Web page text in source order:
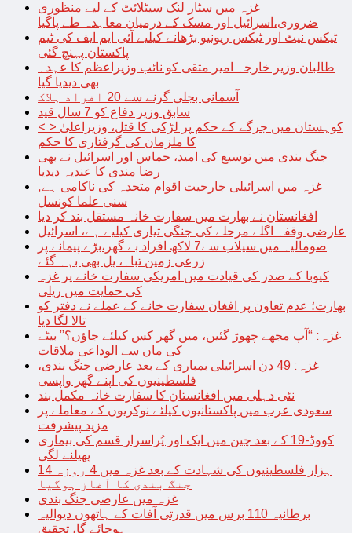
غزہ میں سٹار لنک سیٹلائٹ کے لیے منظوری
ضروری،اسرائیل اور مسک کے درمیان معاہدہ طے پاگیا
ٹیکس نیٹ اور ٹیکس ریونیو بڑھانے کیلیے آئی ایم ایف کی ٹیم
پاکستان پہنچ گئی
طالبان وزیر خارجہ امیر متقی کو نائب وزیراعظم کا عہدہ
بھی دیدیا گیا
آسمانی بجلی گرنے سے 20 افراد ہلاک
سابق وزیر دفاع کو 7 سال قید
< > کوہستان میں جرگے کے حکم پر لڑکی کا قتل، وزیراعلیٰ
کا ملزمان کی گرفتاری کا حکم
جنگ بندی میں توسیع کی امید، حماس اور اسرائیل نے بھی
رضا مندی کا عندیہ دیدیا
غزہ میں اسرائیلی جارحیت اقوام متحدہ کی ناکامی ہے,
سنی علما کونسل
افغانستان نے بھارت میں سفارت خانہ مستقل بند کر دیا
عارضی وقفہ اگلے مرحلے کی جنگی تیاری کیلیے ہے، اسرائیل
صومالیہ میں سیلاب سے7 لاکھ افراد بے گھر،بڑے پیمانے پر
زرعی زمین تباہ، پل بھی بہہ گئے
کیوبا کے صدر کی قیادت میں امریکی سفارت خانے پر غزہ
کی حمایت میں ریلی
بھارت؛ عدم تعاون پر افغان سفارت خانے کے عملے نے دفتر کو
تالا لگا دیا
غزہ: “آپ مجھے چھوڑ گئیں، میں گھر کس کیلئے جاؤں؟” بیٹے
کی ماں سے الوداعی ملاقات
غزہ: 49 دن اسرائیلی بمباری کے بعد عارضی جنگ بندی،
فلسطینیوں کی اپنے گھر واپسی
نئی دہلی میں افغانستان کا سفارت خانہ مکمل بند
سعودی عرب میں پاکستانیوں کیلئے نوکریوں کے معاملے پر
مزید پیشرفت
کووڈ-19 کے بعد چین میں ایک اور پُراسرار قسم کی بیماری
پھیلنے لگی
14 ہزار فلسطینیوں کی شہادت کے بعد غزہ میں 4 روزہ
جنگ بندی کا آغاز ہوگیا
غزہ میں عارضی جنگ بندی
برطانیہ 110 برس میں قدرتی آفات کے ہاتھوں دیوالیہ
ہوجائے گا، تحقیق